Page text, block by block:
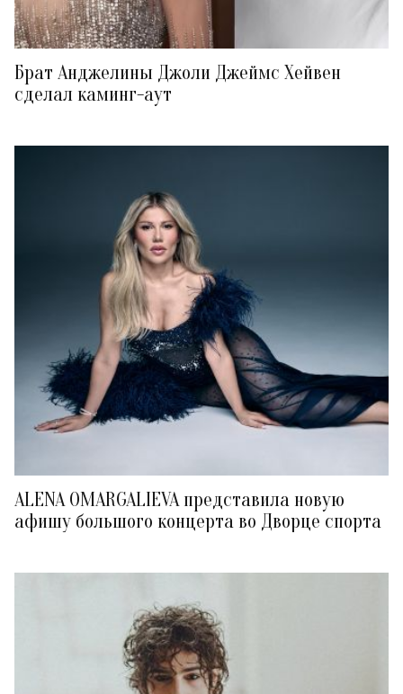
Брат Анджелины Джоли Джеймс Хейвен
сделал каминг-аут
ALENA OMARGALIEVA представила новую
афишу большого концерта во Дворце спорта